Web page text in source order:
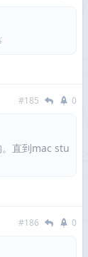
#185 0
。直到mac stu
#186 0